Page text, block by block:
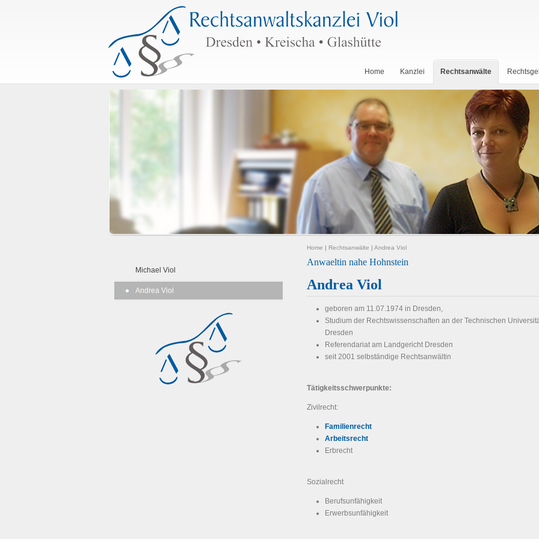
Home Kanzlei Rechtsanwälte
Michael Viol
Andrea Viol
Home | Rechtsanwälte | Andrea Viol
Anwaeltin nahe Hohnstein
Andrea Viol
geboren am 11.07.1974 in Dresden,
Studium der Rechtswissenschaften an der Technischen
Dresden
Referendariat am Landgericht Dresden
seit 2001 selbständige Rechtsanwältin
Tätigkeitsschwerpunkte:
Zivilrecht:
Familienrecht
Arbeitsrecht
Erbrecht
Sozialrecht
Berufsunfähigkeit
Erwerbsunfähigkeit